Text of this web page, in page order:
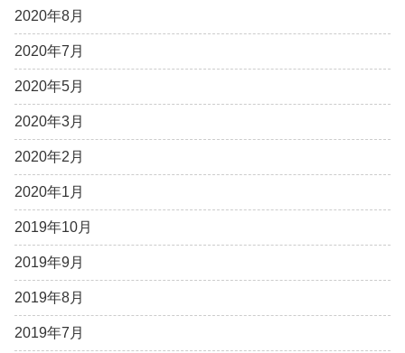
2020年8月
2020年7月
2020年5月
2020年3月
2020年2月
2020年1月
2019年10月
2019年9月
2019年8月
2019年7月